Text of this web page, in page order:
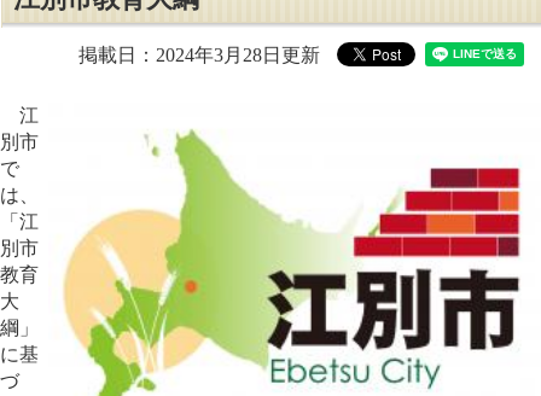
掲載日：2024年3月28日更新
江
別市
で
は、
「江
別市
教育
大
綱」
に基
づ